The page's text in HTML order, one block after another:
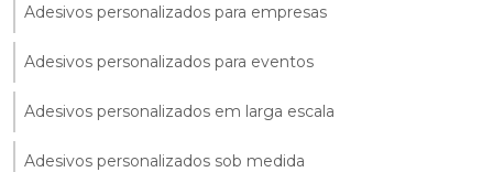
Adesivos personalizados para empresas
Adesivos personalizados para eventos
Adesivos personalizados em larga escala
Adesivos personalizados sob medida